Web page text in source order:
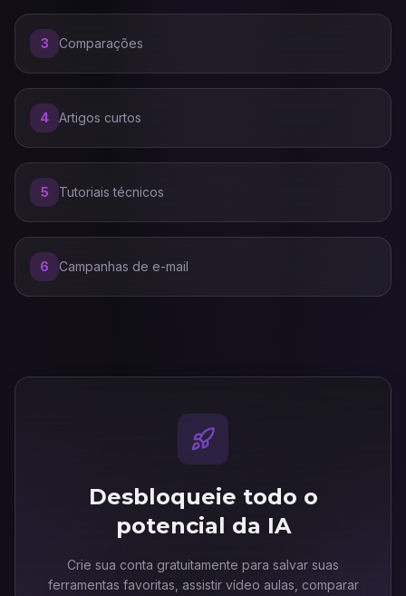
3 Comparações
4 Artigos curtos
5 Tutoriais técnicos
6 Campanhas de e-mail
Desbloqueie todo o
potencial da IA
Crie sua conta gratuitamente para salvar suas
ferramentas favoritas, assistir vídeo aulas, comparar